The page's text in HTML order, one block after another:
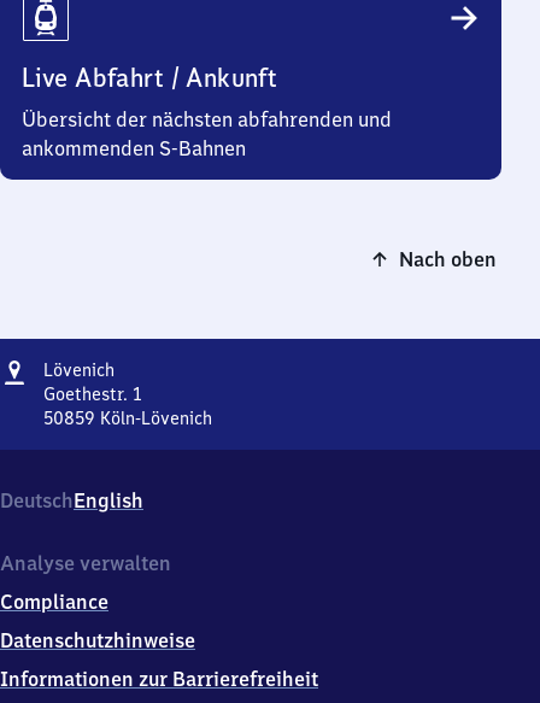
Live Abfahrt / Ankunft
Übersicht der nächsten abfahrenden und
ankommenden S-Bahnen
Nach oben
Adresse
Lövenich
Goethestr. 1
50859 Köln-Lövenich
1,
5
8
9
Köln-
DeutschEnglish
Analyse verwalten
Compliance
Datenschutzhinweise
Informationen zur Barrierefreiheit